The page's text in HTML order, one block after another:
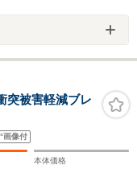
被害軽減ブレ
画像付
本体価格